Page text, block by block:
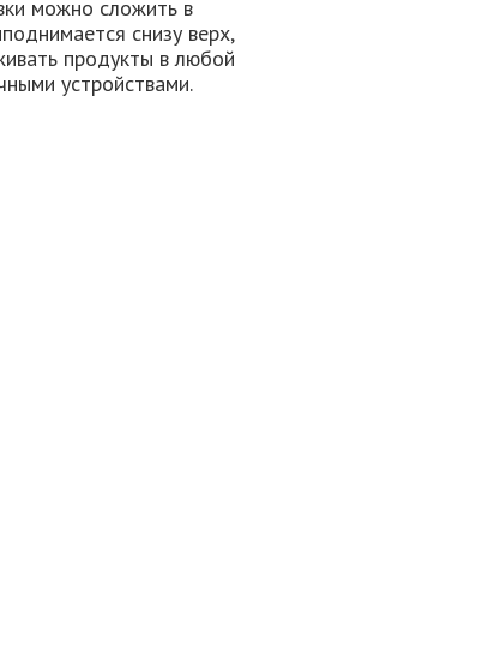
можно сложить в
снизу верх,
продукты в любой
устройствами.